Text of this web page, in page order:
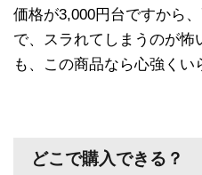
価格が3,000円台ですから
で、スラれてしまうのが
も、この商品なら心強くい
どこで購入できる？